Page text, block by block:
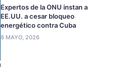
Expertos de la ONU instan a
EE.UU. a cesar bloqueo
energético contra Cuba
8 MAYO, 2026